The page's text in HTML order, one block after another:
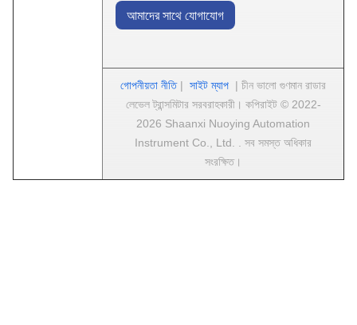
আমাদের সাথে যোগাযোগ
গোপনীয়তা নীতি| সাইট ম্যাপ | চীন ভালো গুণমান রাডার
লেভেল ট্রান্সমিটার সরবরাহকারী। কপিরাইট © 2022-
2026 Shaanxi Nuoying Automation
Instrument Co., Ltd. . সব সমস্ত অধিকার
সংরক্ষিত।